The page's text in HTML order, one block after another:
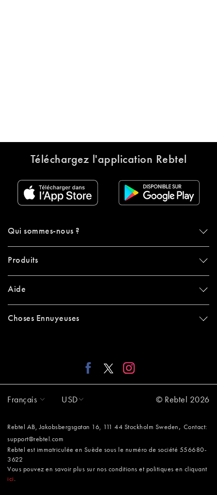
Téléchargez l'application Rebtel
Qui sommes-nous ?
Produits
Aide
Choses Ennuyeuses
Français USD © Rebtel 2026
Rebtel AB, Jakobsbergsgatan 16, 111 44 Stockholm Sweden , Contact:
support@rebtel.com
Rebtel est immatriculée en Suède sous le numéro de société 556680-
3622
Vous pouvez en savoir plus sur nos conditions et politiques en cliquant
ici .